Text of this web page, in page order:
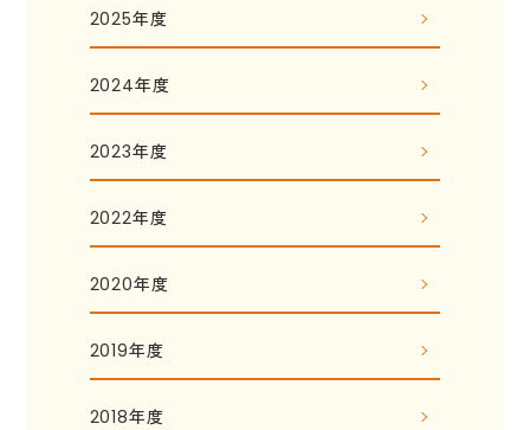
2025年度
2024年度
2023年度
2022年度
2020年度
2019年度
2018年度